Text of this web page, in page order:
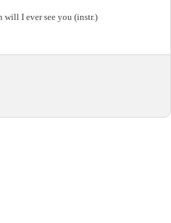
will I ever see you (instr.)